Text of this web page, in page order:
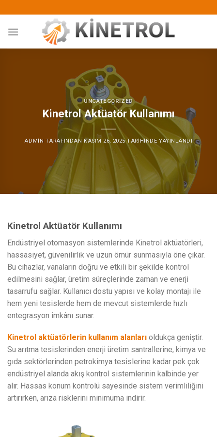
atla
UNCATEGORIZED
Kinetrol Aktüatör Kullanımı
ADMIN TARAFINDAN KASIM 26, 2025TARIHINDE YAYINLANDI
Kinetrol Aktüatör Kullanımı
Endüstriyel otomasyon sistemlerinde Kinetrol aktüatörleri,
hassasiyet, güvenilirlik ve uzun ömür sunmasıyla öne çıkar.
Bu cihazlar, vanaların doğru ve etkili bir şekilde kontrol
edilmesini sağlar, üretim süreçlerinde zaman ve enerji
tasarrufu sağlar. Kullanıcı dostu yapısı ve kolay montajı ile
hem yeni tesislerde hem de mevcut sistemlerde hızlı
entegrasyon imkânı sunar.
Kinetrol aktüatörlerin kullanım alanları oldukça geniştir.
Su arıtma tesislerinden enerji üretim santrallerine, kimya ve
gıda sektörlerinden petrokimya tesislerine kadar pek çok
endüstriyel alanda akış kontrol sistemlerinin kalbinde yer
alır. Hassas konum kontrolü sayesinde sistem verimliliğini
artırırken, arıza risklerini minimuma indirir.